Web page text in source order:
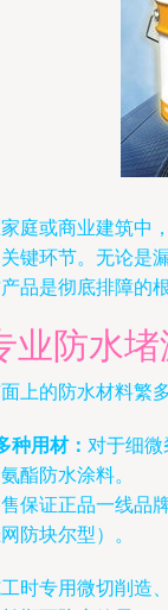
庭或商业建筑中
键环节。无论是
品是彻底排障的
业防水
上的防水材料繁
种用材： 对于细
酯防水涂料。
保证正品一线品
防块尔型）。
时专用微切削造